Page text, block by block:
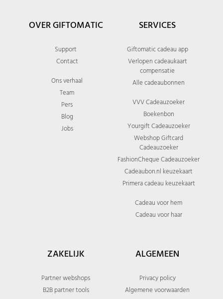
OVER GIFTOMATIC
Support
Contact
Ons verhaal
Team
Pers
Blog
Jobs
SERVICES
Giftomatic cadeau app
Verlopen cadeaukaart
compensatie
Alle cadeaubonnen
VVV Cadeauzoeker
Boekenbon
Yourgift Cadeauzoeker
Webshop Giftcard
Cadeauzoeker
FashionCheque Cadeauzoeker
Cadeaubon.nl keuzekaart
Primera cadeau keuzekaart
Cadeau voor hem
Cadeau voor haar
ZAKELIJK
Partner webshops
B2B partner tools
ALGEMEEN
Privacy policy
Algemene voorwaarden